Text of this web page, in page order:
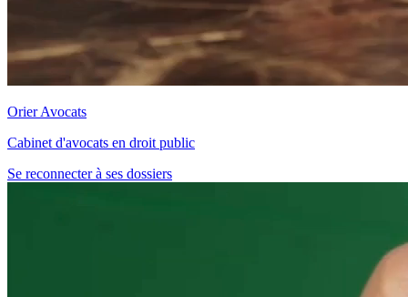
Orier Avocats
Cabinet d'avocats en droit public
Se reconnecter à ses dossiers